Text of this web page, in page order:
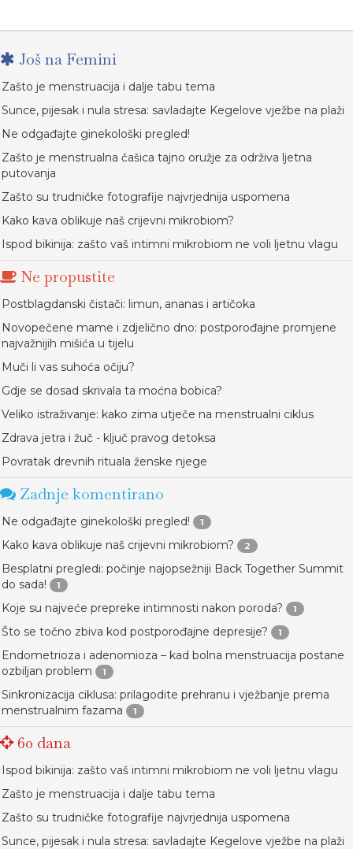
Još na Femini
Zašto je menstruacija i dalje tabu tema
Sunce, pijesak i nula stresa: savladajte Kegelove vježbe na plaži
Ne odgađajte ginekološki pregled!
Zašto je menstrualna čašica tajno oružje za održiva ljetna
putovanja
Zašto su trudničke fotografije najvrjednija uspomena
Kako kava oblikuje naš crijevni mikrobiom?
Ispod bikinija: zašto vaš intimni mikrobiom ne voli ljetnu vlagu
Ne propustite
Postblagdanski čistači: limun, ananas i artičoka
Novopečene mame i zdjelično dno: postporođajne promjene
najvažnijih mišića u tijelu
Muči li vas suhoća očiju?
Gdje se dosad skrivala ta moćna bobica?
Veliko istraživanje: kako zima utječe na menstrualni ciklus
Zdrava jetra i žuč - ključ pravog detoksa
Povratak drevnih rituala ženske njege
Zadnje komentirano
Ne odgađajte ginekološki pregled! 1
Kako kava oblikuje naš crijevni mikrobiom? 2
Besplatni pregledi: počinje najopsežniji Back Together Summit
do sada!
1
Koje su najveće prepreke intimnosti nakon poroda? 1
Što se točno zbiva kod postporođajne depresije? 1
Endometrioza i adenomioza – kad bolna menstruacija postane
ozbiljan problem
1
Sinkronizacija ciklusa: prilagodite prehranu i vježbanje prema
menstrualnim fazama
1
60 dana
Ispod bikinija: zašto vaš intimni mikrobiom ne voli ljetnu vlagu
Zašto je menstruacija i dalje tabu tema
Zašto su trudničke fotografije najvrjednija uspomena
Sunce, pijesak i nula stresa: savladajte Kegelove vježbe na plaži